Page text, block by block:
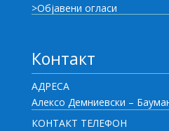
>Објавени огласи
Контакт
АДРЕСА
Алексо Демниевски –
КОНТАКТ ТЕЛЕФОН